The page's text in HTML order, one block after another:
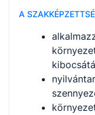
A